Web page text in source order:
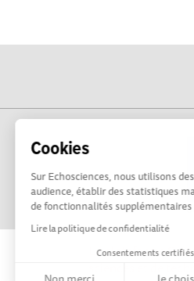
Cookies
Sur Echosciences, nous utilisons
audience, établir des statistiques
de fonctionnalités
Lire la politique de confidentialité
Consentements
La plateforme
sciences et de